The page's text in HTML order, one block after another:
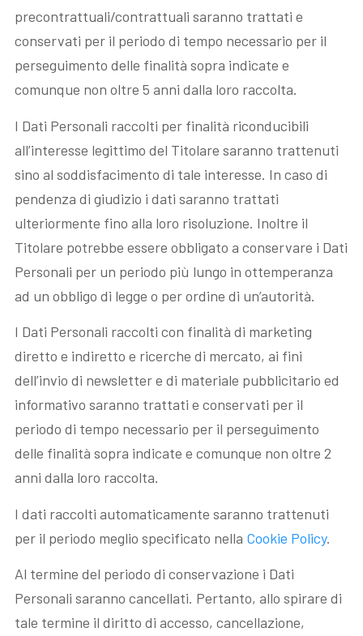
precontrattuali/contrattuali saranno trattati e
conservati per il periodo di tempo necessario per il
perseguimento delle finalità sopra indicate e
comunque non oltre 5 anni dalla loro raccolta.
I Dati Personali raccolti per finalità riconducibili
all’interesse legittimo del Titolare saranno trattenuti
sino al soddisfacimento di tale interesse. In caso di
pendenza di giudizio i dati saranno trattati
ulteriormente fino alla loro risoluzione. Inoltre il
Titolare potrebbe essere obbligato a conservare i Dati
Personali per un periodo più lungo in ottemperanza
ad un obbligo di legge o per ordine di un’autorità.
I Dati Personali raccolti con finalità di marketing
diretto e indiretto e ricerche di mercato, ai fini
dell’invio di newsletter e di materiale pubblicitario ed
informativo saranno trattati e conservati per il
periodo di tempo necessario per il perseguimento
delle finalità sopra indicate e comunque non oltre 2
anni dalla loro raccolta.
I dati raccolti automaticamente saranno trattenuti
per il periodo meglio specificato nella Cookie Policy.
Al termine del periodo di conservazione i Dati
Personali saranno cancellati. Pertanto, allo spirare di
tale termine il diritto di accesso, cancellazione,